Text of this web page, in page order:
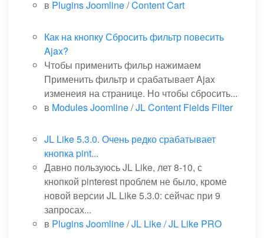
в Plugins Joomline/Content Cart
Как на кнопку Сбросить фильтр повесить
Ajax?
Чтобы применить фильр нажимаем
Применить фильтр и срабатывает Ajax
изменеия на странице. Но чтобы сбросить...
в Modules Joomline/JL Content Fields Filter
JL Like 5.3.0. Очень редко срабатывает
кнопка pint...
Давно пользуюсь JL Like, лет 8-10, с
кнопкой pinterest проблем не было, кроме
новой версии JL Like 5.3.0: сейчас при 9
запросах...
в Plugins Joomline/JL Like / JL Like PRO